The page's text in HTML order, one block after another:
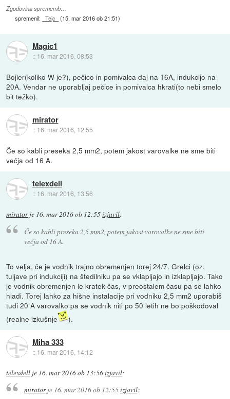
Zgodovina sprememb…
spremenil: _Tejc_ (15. mar 2016 ob 21:51)
Magic1
:: 16. mar 2016, 08:53
Bojler(koliko W je?), pečico in pomivalca daj na 16A, indukcijo na
20A. Vendar ne uporabljaj pečice in pomivalca hkrati(to nebi smelo
bit težko).
mirator
:: 16. mar 2016, 12:55
Če so kabli preseka 2,5 mm2, potem jakost varovalke ne sme biti
večja od 16 A.
telexdell
:: 16. mar 2016, 13:56
miratorje 16. mar 2016 ob 12:55izjavil:
Če so kabli preseka 2,5 mm2, potem jakost varovalke ne sme biti
večja od 16 A.
To velja, če je vodnik trajno obremenjen torej 24/7. Grelci (oz.
tuljave pri indukciji) na štedilniku pa se vklapljajo in izklapljajo. Tako
je vodnik obremenjen le kratek čas, v preostalem času pa se lahko
hladi. Torej lahko za hišne instalacije pri vodniku 2,5 mm2 uporabiš
tudi 20 A varovalko pa se vodnik niti po 50 letih ne bo poškodoval
(realne izkušnje
).
Miha 333
:: 16. mar 2016, 14:12
telexdell je 16. mar 2016 ob 13:56izjavil:
miratorje 16. mar 2016 ob 12:55izjavil: